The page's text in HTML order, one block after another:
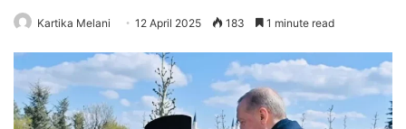
Kartika Melani 12 April 2025 183 1 minute read